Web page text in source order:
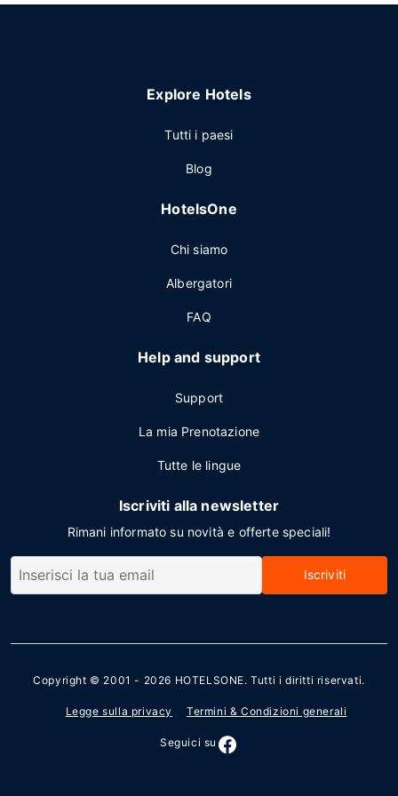
Explore Hotels
Tutti i paesi
Blog
HotelsOne
Chi siamo
Albergatori
FAQ
Help and support
Support
La mia Prenotazione
Tutte le lingue
Iscriviti alla newsletter
Rimani informato su novità e offerte speciali!
Iscriviti
Copyright © 2001 - 2026 HOTELSONE. Tutti i diritti riservati.
Legge sulla privacy Termini & Condizioni generali
Seguici su